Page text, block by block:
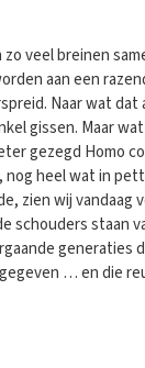
veel breinen
aan een
Naar wat dat
gissen. Maar
gezegd Homo
nog heel wat in
zien wij vandaag
schouders staan
generaties
… en die